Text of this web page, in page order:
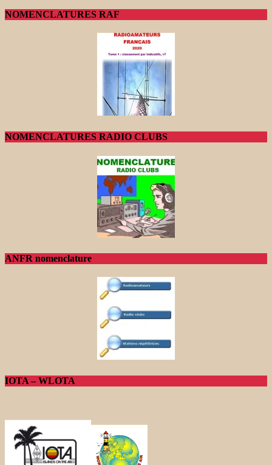
NOMENCLATURES RAF
NOMENCLATURES RADIO CLUBS
ANFR nomenclature
IOTA – WLOTA